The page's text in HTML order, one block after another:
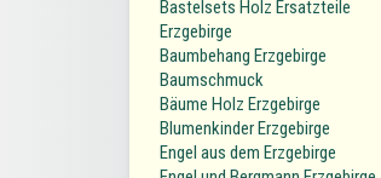
Bastelsets Holz Ersatzteile
Erzgebirge
Baumbehang Erzgebirge
Baumschmuck
Bäume Holz Erzgebirge
Blumenkinder Erzgebirge
Engel aus dem Erzgebirge